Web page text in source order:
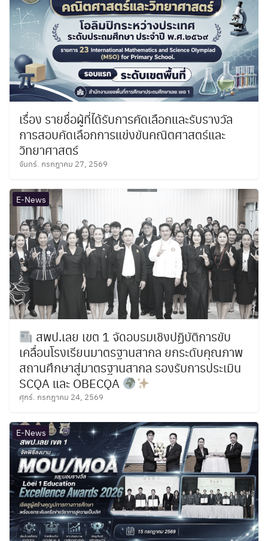
เรื่อง รายชื่อผู้ที่ได้รับการคัดเลือกและรับรางวัล
การสอบคัดเลือกการแข่งขันคณิตศาสตร์และ
วิทยาศาสตร์
จันทร์. กรกฎาคม 27, 2569
E-News
สพป.เลย เขต 1 จัดอบรมเชิงปฏิบัติการขับ
เคลื่อนโรงเรียนมาตรฐานสากล ยกระดับคุณภาพ
สถานศึกษาสู่มาตรฐานสากล รองรับการประเมิน
SCQA และ OBECQA
ศุกร์. กรกฎาคม 24, 2569
E-News